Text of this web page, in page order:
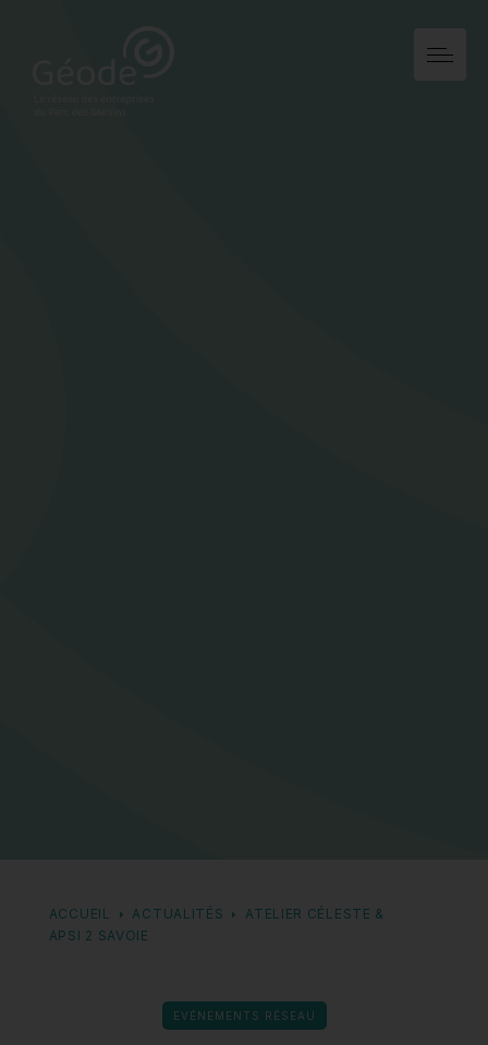
ACCUEIL ACTUALITÉS
ATELIER CÉLESTE &
APSI 2 SAVOIE
EVÉNEMENTS RÉSEAU